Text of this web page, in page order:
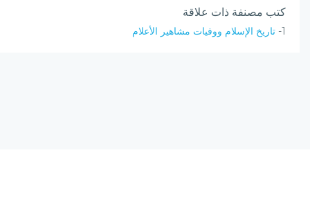
كتب مصنفة ذات علاقة
1- تاريخ الإسلام ووفيات مشاهير الأعلام